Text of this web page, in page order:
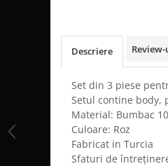
Descriere
Set din 3 piese
Setul contine body,
Material: Bumbac
Culoare: Roz
Fabricat in Turcia
Sfaturi de